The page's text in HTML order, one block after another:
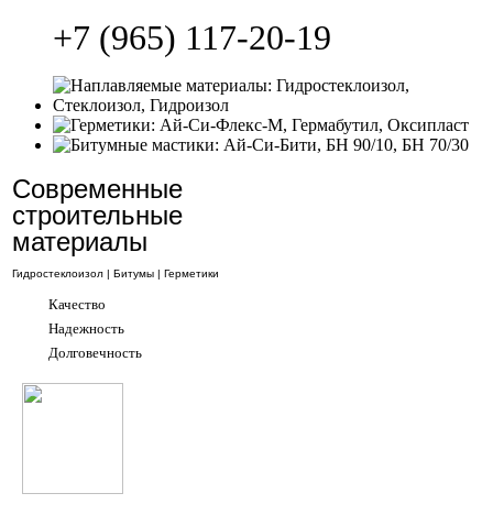
+7 (965) 117-20-19
Современные
строительные
материалы
Гидростеклоизол | Битумы | Герметики
Качество
Надежность
Долговечность